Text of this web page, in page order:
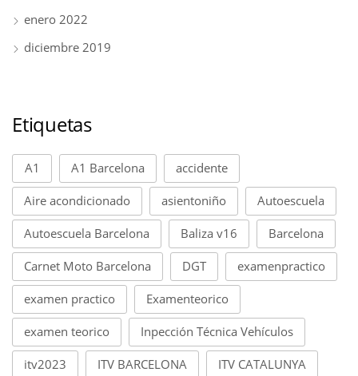
enero 2022
diciembre 2019
Etiquetas
A1 A1 Barcelona accidente
Aire acondicionado asientoniño Autoescuela
Autoescuela Barcelona Baliza v16 Barcelona
Carnet Moto Barcelona DGT examenpractico
examen practico Examenteorico
examen teorico Inpección Técnica Vehículos
itv2023 ITV BARCELONA ITV CATALUNYA